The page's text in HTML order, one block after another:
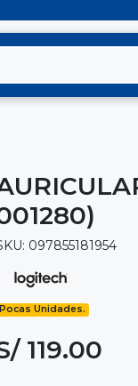
097855181954
Pocas Unidades.
119.00